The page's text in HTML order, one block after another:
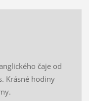
čaje od
Krásné hodiny